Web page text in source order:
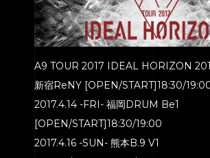
A9 TOUR 2017 IDEAL HORIZON
新宿ReNY [OPEN/START]18:30/
2017.4.14 -FRI- 福岡DRUM Be1
[OPEN/START]18:30/19:00
2017.4.16 -SUN- 熊本B.9 V1